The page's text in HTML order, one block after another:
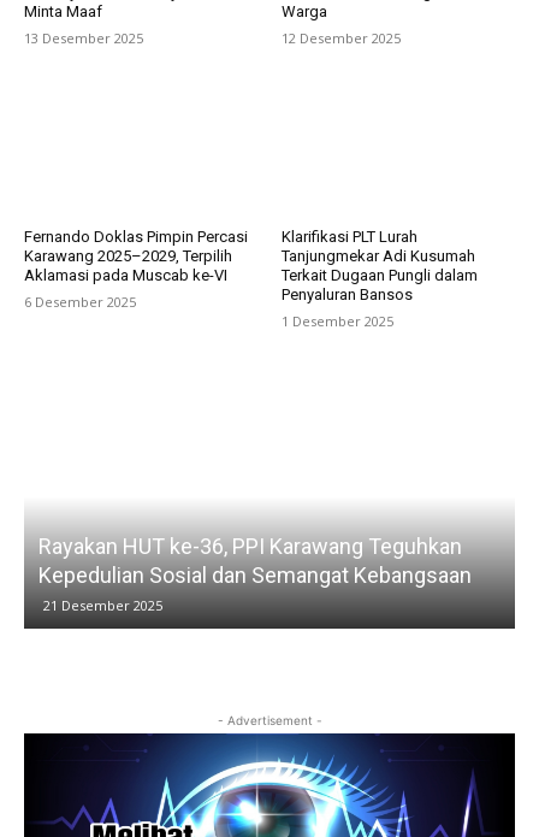
Minta Maaf
13 Desember 2025
Warga
12 Desember 2025
Fernando Doklas Pimpin Percasi
Karawang 2025–2029, Terpilih
Aklamasi pada Muscab ke-VI
6 Desember 2025
Klarifikasi PLT Lurah
Tanjungmekar Adi Kusumah
Terkait Dugaan Pungli dalam
Penyaluran Bansos
1 Desember 2025
Rayakan HUT ke-36, PPI Karawang Teguhkan
Kepedulian Sosial dan Semangat Kebangsaan
21 Desember 2025
- Advertisement -